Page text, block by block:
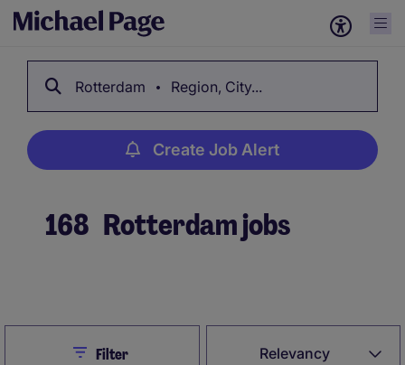
Rotterdam Region, City...
Create Job Alert
168 Rotterdam jobs
Relevancy
CloseFilter